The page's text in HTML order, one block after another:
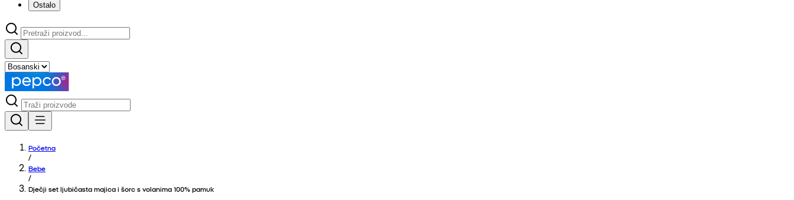
Ostalo
Početna
/
Bebe
/
Dječji set ljubičasta majica i šorc s volanima 100% pamuk